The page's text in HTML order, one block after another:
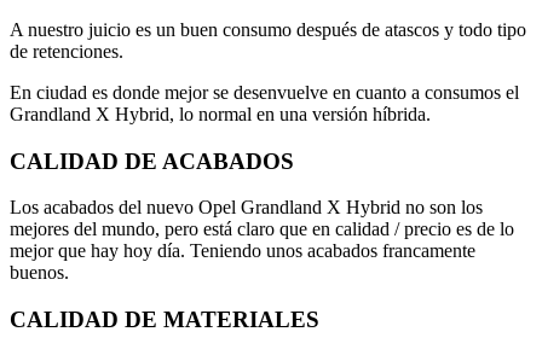
A nuestro juicio es un buen consumo después de atascos y todo tipo
de retenciones.
En ciudad es donde mejor se desenvuelve en cuanto a consumos el
Grandland X Hybrid, lo normal en una versión híbrida.
CALIDAD DE ACABADOS
Los acabados del nuevo Opel Grandland X Hybrid no son los
mejores del mundo, pero está claro que en calidad / precio es de lo
mejor que hay hoy día. Teniendo unos acabados francamente
buenos.
CALIDAD DE MATERIALES